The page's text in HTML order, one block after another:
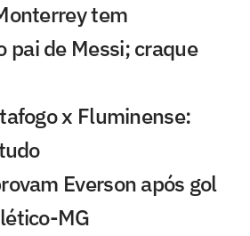
tem
pai de Messi; craque
x Fluminense:
Everson após gol
MG